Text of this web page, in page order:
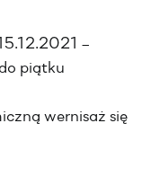
–
piątku
wernisaż się